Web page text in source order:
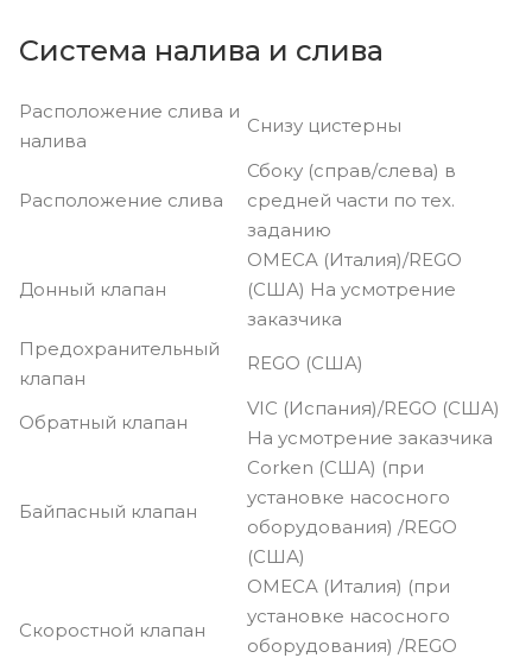
Система налива и слива
Расположение слива и
налива
Снизу цистерны
Расположение слива
Сбоку (справ/слева) в
средней части по тех.
заданию
Донный клапан
OMECA (Италия)/REGO
(США) На усмотрение
заказчика
Предохранительный
клапан
REGO (США)
Обратный клапан
VIC (Испания)/REGO (США)
На усмотрение заказчика
Байпасный клапан
Corken (США) (при
установке насосного
оборудования) /REGO
(США)
Скоростной клапан
OMECA (Италия) (при
установке насосного
оборудования) /REGO